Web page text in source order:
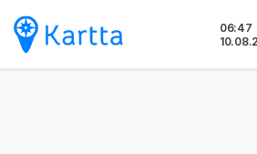
sisältöön
06:47